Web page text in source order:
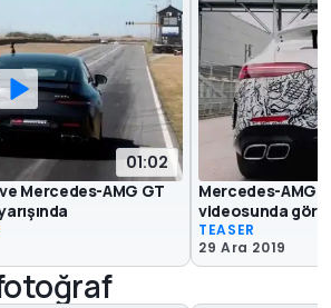
01:02
Mercedes-AMG GT
Mercedes-AMG
videosunda
TEASER
29 Ara 2019